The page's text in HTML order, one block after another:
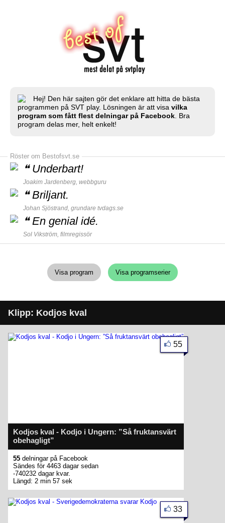
Hej! Den här sajten gör det enklare att hitta de bästa
programmen på SVT play. Lösningen är att visa vilka
program som fått flest delningar på Facebook . Bra
program delas mer, helt enkelt!
Röster om Bestofsvt.se
❝ Underbart!
Joakim Jardenberg, webbguru
❝Briljant.
Johan Sjöstrand, grundare tvdags.se
❝En genial idé.
Sol Vikström, filmregissör
Visa program Visa programserier
Klipp: Kodjos kval
Kodjos kval - Kodjo i Ungern: ”Så fruktansvärt
obehagligt”
55
55 delningar på Facebook
Sändes för 4463 dagar sedan
-740232 dagar kvar.
Längd: 2 min 57 sek
33